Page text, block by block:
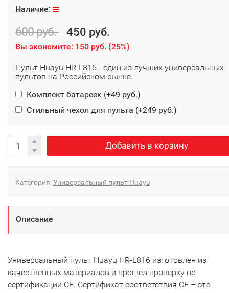
Наличие:
600 руб. 450 руб.
Вы экономите: 150 руб. (25%)
Пульт Huayu HR-L816 - один из лучших универсальных
пультов на Российском рынке.
Комплект батареек (+49 руб.)
Стильный чехол для пульта (+249 руб.)
Добавить в корзину
Категория:Универсальный пульт Huayu
Описание
Универсальный пульт Huayu HR-L816 изготовлен из
качественных материалов и прошел проверку по
сертификации CE. Сертификат соответствия СЕ – это